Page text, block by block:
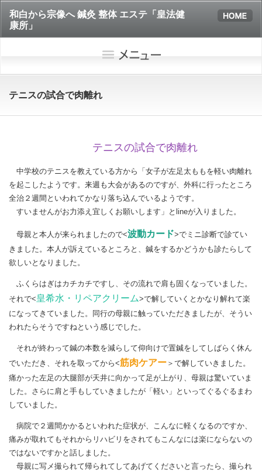
和白から宗像へ 鍼灸 整体 エステ「皇法健
康所」
テニスの試合で肉離れ
テニスの試合で肉離れ
中学校のテニスを教えている方から「女子が左足太ももを軽い肉離れ
を起こしたようです。来週も大会があるのですが、外科に行ったところ
全治２週間といわれてかなり落ち込んでいるようです。
すいませんがお力添え宜しくお願いします」とlineが入りました。
母親と本人が来られましたので<波動カード>でミニ診断で診てい
きました。本人が訴えているところと、鍼をするかどうかも診たらして
欲しいとなりました。
ふくらはぎはカチカチですし、その流れで肩も固くなっていました。
それで<皇希水・リペアクリーム>で解していくとかなり解れて楽
になってきていました。同行の母親に触っていただきましたが、そうい
われたらそうですねという感じでした。
それが終わって鍼の本数を減らして仰向けで置鍼をしてしばらく休ん
でいただき、それを取ってから<筋肉ケアー ＞で解していきました。
痛かった左足の大腿部が天井に向かって足が上がり、母親は驚いていま
した。さらに肩と手もしていきましたが「軽い」といってぐるぐるまわ
していました。
病院で２週間かかるといわれた症状が、こんなに軽くなるのですか、
痛みが取れてもそれからリハビリをされてもこんなには楽にならないの
ではないですかと話しました。
母親に写メ撮られて帰られてしてあげてくださいと言ったら、撮られ